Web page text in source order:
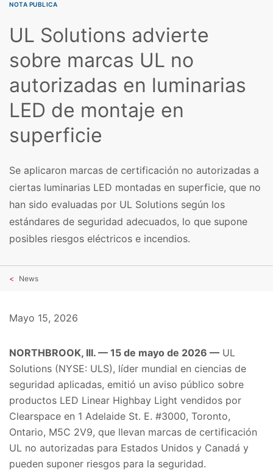
NOTA PUBLICA
UL Solutions advierte
sobre marcas UL no
autorizadas en luminarias
LED de montaje en
superficie
Se aplicaron marcas de certificación no autorizadas a
ciertas luminarias LED montadas en superficie, que no
han sido evaluadas por UL Solutions según los
estándares de seguridad adecuados, lo que supone
posibles riesgos eléctricos e incendios.
News
Mayo 15, 2026
NORTHBROOK, Ill. — 15 de mayo de 2026 — UL
Solutions (NYSE: ULS), líder mundial en ciencias de
seguridad aplicadas, emitió un aviso público sobre
productos LED Linear Highbay Light vendidos por
Clearspace en 1 Adelaide St. E. #3000, Toronto,
Ontario, M5C 2V9, que llevan marcas de certificación
UL no autorizadas para Estados Unidos y Canadá y
pueden suponer riesgos para la seguridad.